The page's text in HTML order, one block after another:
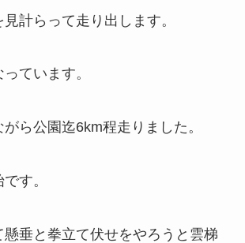
計らって走り出します。
ています。
ら公園迄6km程走りました。
す。
垂と拳立て伏せをやろうと雲梯